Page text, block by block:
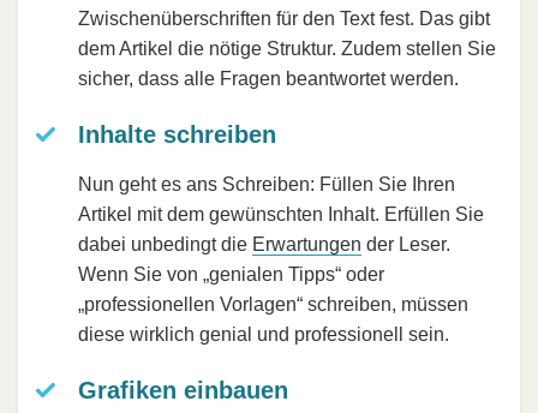
Zwischenüberschriften für den Text fest. Das gibt
dem Artikel die nötige Struktur. Zudem stellen Sie
sicher, dass alle Fragen beantwortet werden.
Inhalte schreiben
Nun geht es ans Schreiben: Füllen Sie Ihren
Artikel mit dem gewünschten Inhalt. Erfüllen Sie
dabei unbedingt die Erwartungen der Leser.
Wenn Sie von „genialen Tipps“ oder
„professionellen Vorlagen“ schreiben, müssen
diese wirklich genial und professionell sein.
Grafiken einbauen